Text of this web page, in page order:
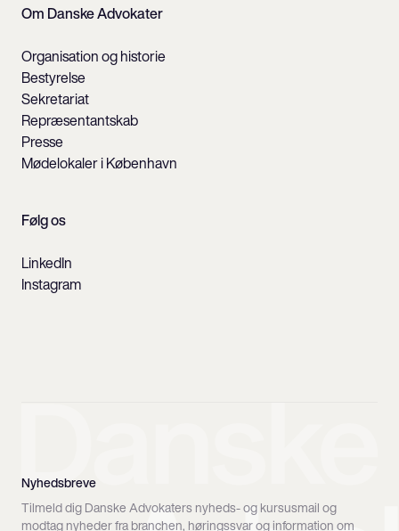
Om Danske Advokater
Organisation og historie
Bestyrelse
Sekretariat
Repræsentantskab
Presse
Mødelokaler i København
Følg os
LinkedIn
Instagram
Nyhedsbreve
Tilmeld dig Danske Advokaters nyheds- og kursusmail og
modtag nyheder fra branchen, høringssvar og information om